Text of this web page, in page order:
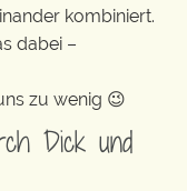
kombiniert.
dabei –
zu wenig 😉
Dick und